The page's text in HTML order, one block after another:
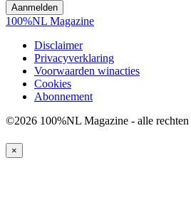
100%NL Magazine
Disclaimer
Privacyverklaring
Voorwaarden winacties
Cookies
Abonnement
©2026 100%NL Magazine - alle rechten
×